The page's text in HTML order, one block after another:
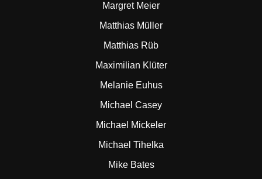
Margret Meier
Matthias Müller
Matthias Rüb
Maximilian Klüter
Melanie Euhus
Michael Casey
Michael Mickeler
Michael Tihelka
Mike Bates